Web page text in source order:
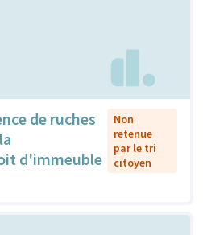
de ruches
d'immeuble
Non
retenue
par le tri
citoyen